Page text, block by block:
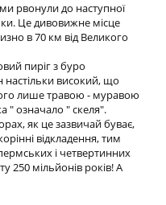
рвонули до наступної
Це дивовижне місце
в 70 км від Великого
пиріг з буро
настільки високий, що
лише травою - муравою
" означало " скеля".
як це зазвичай буває,
відкладення, тим
і четвертинних
250 мільйонів років! А